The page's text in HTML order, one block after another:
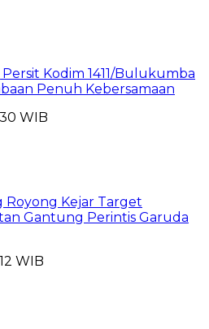
Kodim 1411/Bulukumba
Penuh Kebersamaan
WIB
Royong Kejar Target
Gantung Perintis Garuda
WIB